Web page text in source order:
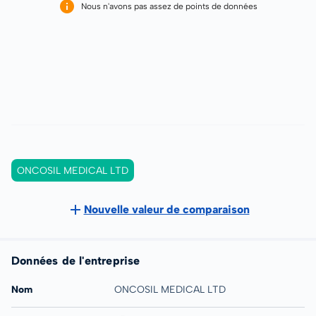
Nous n'avons pas assez de points de données
ONCOSIL MEDICAL LTD
Nouvelle valeur de comparaison
Données de l'entreprise
Nom ONCOSIL MEDICAL LTD